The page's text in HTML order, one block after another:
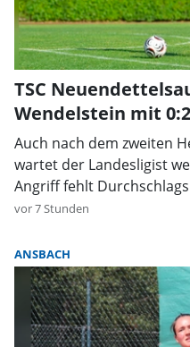
TSC
Wendelstein mit 0:2
Auch nach dem zweiten
wartet der Landesligist
Angriff fehlt
vor 7 Stunden
ANSBACH